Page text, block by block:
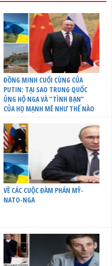
ĐỒNG MINH CUỐI CÙNG CỦA
PUTIN: TẠI SAO TRUNG QUỐC
ỦNG HỘ NGA VÀ “TÌNH BẠN”
CỦA HỌ MẠNH MẼ NHƯ THẾ NÀO
VỀ CÁC CUỘC ĐÀM PHÁN MỸ-
NATO-NGA